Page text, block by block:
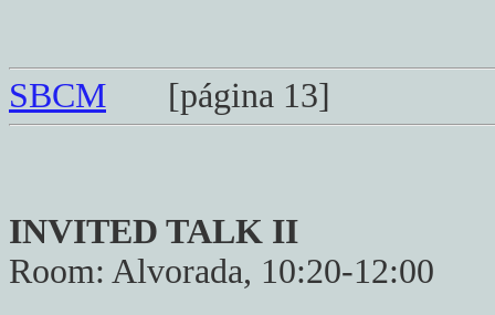
SBCM [página 13]
INVITED TALK II
Room: Alvorada, 10:20-12:00